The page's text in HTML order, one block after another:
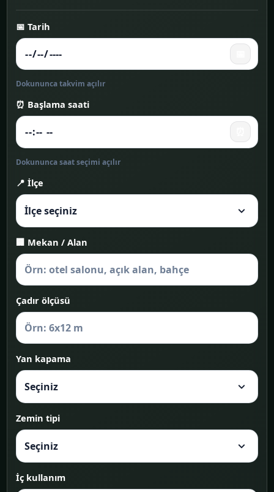
📅 Tarih
Dokununca takvim açılır
⏰ Başlama saati
Dokununca saat seçimi açılır
📍 İlçe
🏢 Mekan / Alan
Çadır ölçüsü
Yan kapama
Zemin tipi
İç kullanım